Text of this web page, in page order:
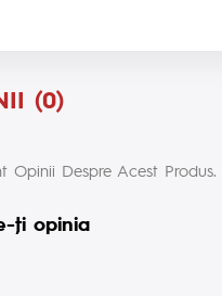
(0)
Opinii Despre Acest Produs.
ţi opinia